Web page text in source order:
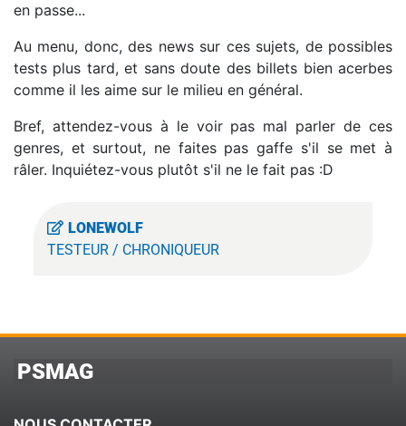
en passe...
Au menu, donc, des news sur ces sujets, de possibles
tests plus tard, et sans doute des billets bien acerbes
comme il les aime sur le milieu en général.
Bref, attendez-vous à le voir pas mal parler de ces
genres, et surtout, ne faites pas gaffe s'il se met à
râler. Inquiétez-vous plutôt s'il ne le fait pas :D
LONEWOLF
TESTEUR / CHRONIQUEUR
PSMAG